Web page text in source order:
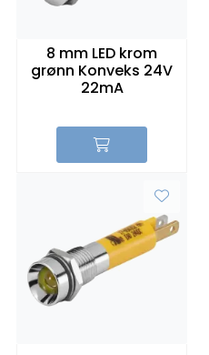
8 mm LED krom
grønn Konveks 24V
22mA